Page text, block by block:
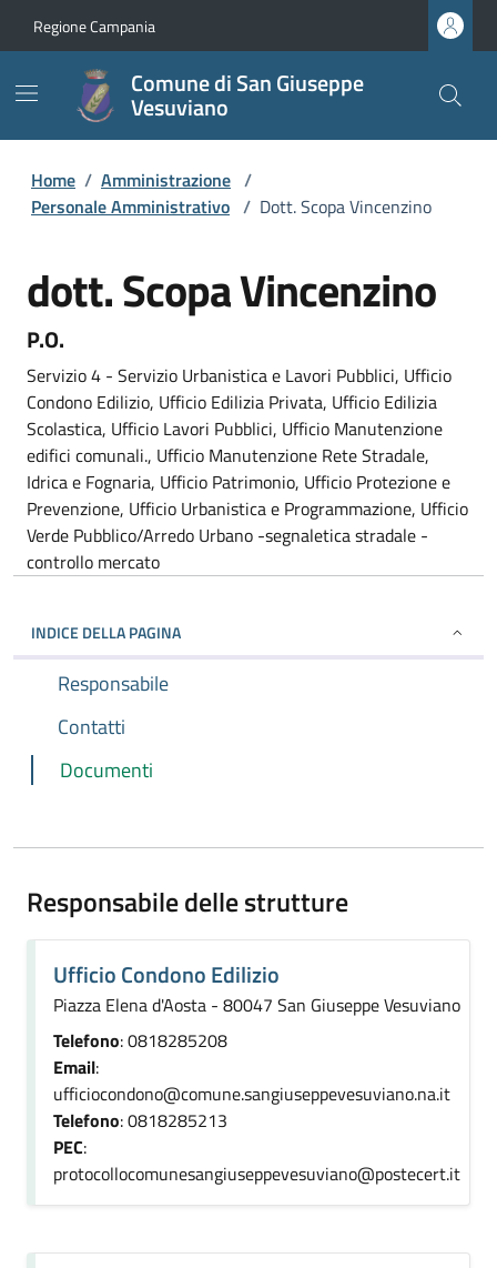
Regione Campania
Comune di San Giuseppe
Vesuviano
Home / Amministrazione /
Personale Amministrativo / Dott. Scopa Vincenzino
dott. Scopa Vincenzino
P.O.
Servizio 4 - Servizio Urbanistica e Lavori Pubblici, Ufficio
Condono Edilizio, Ufficio Edilizia Privata, Ufficio Edilizia
Scolastica, Ufficio Lavori Pubblici, Ufficio Manutenzione
edifici comunali., Ufficio Manutenzione Rete Stradale,
Idrica e Fognaria, Ufficio Patrimonio, Ufficio Protezione e
Prevenzione, Ufficio Urbanistica e Programmazione, Ufficio
Verde Pubblico/Arredo Urbano -segnaletica stradale -
controllo mercato
INDICE DELLA PAGINA
Responsabile
Contatti
Documenti
Responsabile delle strutture
Ufficio Condono Edilizio
Piazza Elena d'Aosta - 80047 San Giuseppe Vesuviano
Telefono: 0818285208
Email:
ufficiocondono@comune.sangiuseppevesuviano.na.it
Telefono: 0818285213
PEC:
protocollocomunesangiuseppevesuviano@postecert.it